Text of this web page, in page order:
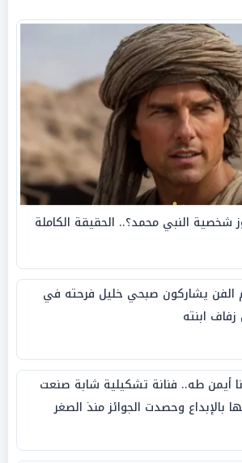
النبي محمد؟.. الحقيقة الكاملة
يشاركون صبحي خليل فرحته في
ابنته
أيمن طه.. فنانة تشكيلية شابة صنعت
وحصدت الجوائز منذ الصغر